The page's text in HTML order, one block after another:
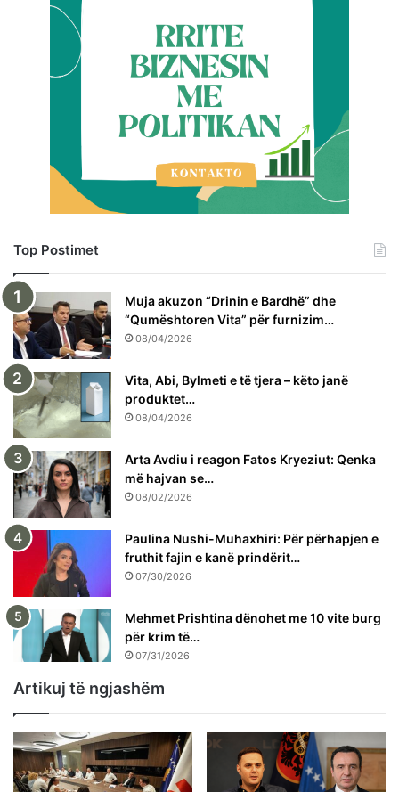
Top Postimet
Muja akuzon “Drinin e Bardhë” dhe
“Qumështoren Vita” për furnizim…
08/04/2026
Vita, Abi, Bylmeti e të tjera – këto janë
produktet…
08/04/2026
Arta Avdiu i reagon Fatos Kryeziut: Qenka
më hajvan se…
08/02/2026
Paulina Nushi-Muhaxhiri: Për përhapjen e
fruthit fajin e kanë prindërit…
07/30/2026
Mehmet Prishtina dënohet me 10 vite burg
për krim të…
07/31/2026
Artikuj të ngjashëm